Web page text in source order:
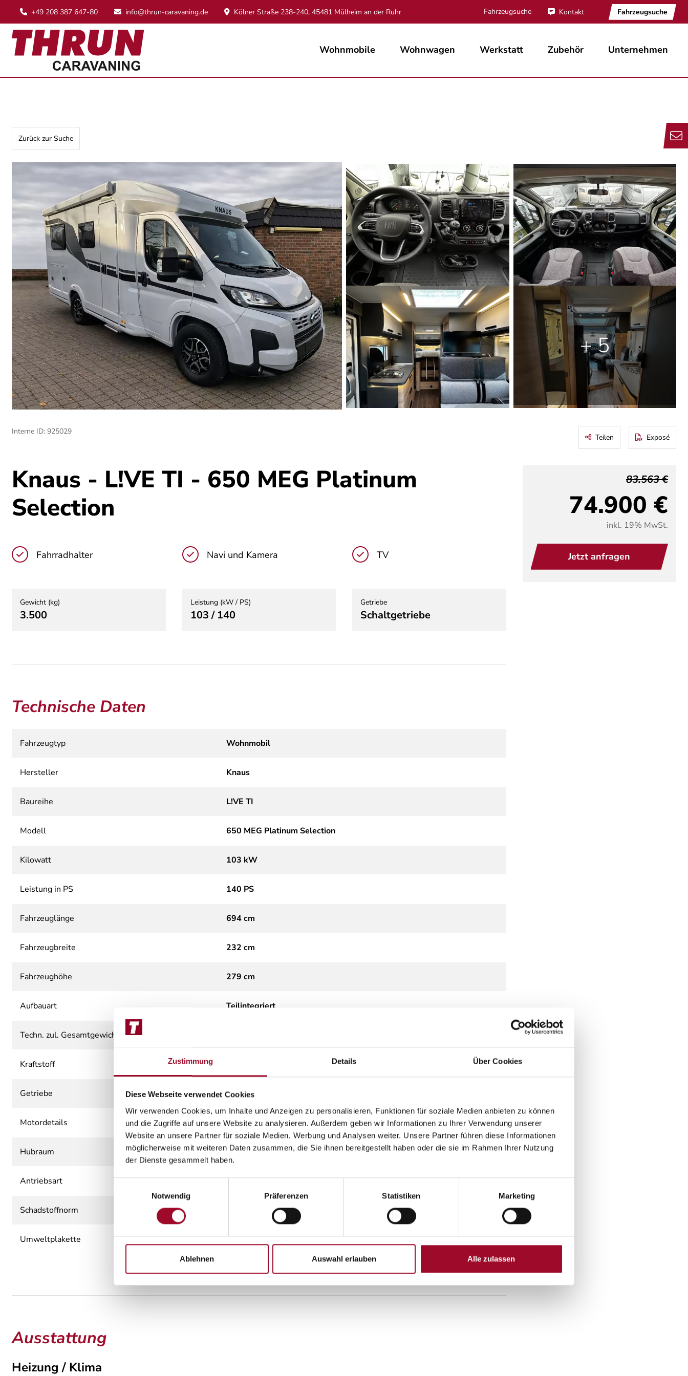
Zustimmung Details Über Cookies
Diese Webseite verwendet Cookies
Wir verwenden Cookies, um Inhalte und Anzeigen zu personalisieren, Funktionen für soziale Medien anbieten zu können
und die Zugriffe auf unsere Website zu analysieren. Außerdem geben wir Informationen zu Ihrer Verwendung unserer
Website an unsere Partner für soziale Medien, Werbung und Analysen weiter. Unsere Partner führen diese Informationen
möglicherweise mit weiteren Daten zusammen, die Sie ihnen bereitgestellt haben oder die sie im Rahmen Ihrer Nutzung
der Dienste gesammelt haben.
Notwendig
Präferenzen Statistiken Marketing
Ablehnen Auswahl erlauben Alle zulassen
+49 208 387 647-80 info@thrun-caravaning.de Kölner Straße 238-240, 45481 Mülheim an der Ruhr Fahrzeugsuche Kontakt Fahrzeugsuche
Wohnmobile Wohnwagen Werkstatt Zubehör Unternehmen
Zurück zur Suche
+ 5
Interne ID: 925029
Teilen Exposé
74.900 €
83.563 €
inkl. 19% MwSt.
Jetzt anfragen
Knaus - L!VE TI - 650 MEG Platinum
Selection
Fahrradhalter Navi und Kamera TV
Gewicht (kg)
3.500
Leistung (kW / PS)
103 / 140
Getriebe
Schaltgetriebe
Technische Daten
Fahrzeugtyp Wohnmobil
Hersteller Knaus
Baureihe L!VE TI
Modell 650 MEG Platinum Selection
Kilowatt 103 kW
Leistung in PS 140 PS
Fahrzeuglänge 694 cm
Fahrzeugbreite 232 cm
Fahrzeughöhe 279 cm
Aufbauart Teilintegriert
Techn. zul. Gesamtgewicht
Kraftstoff
Getriebe Schaltgetriebe
Motordetails FIAT 103 kW / 140 PS man.Schaltung
Hubraum 2200 cm³
Antriebsart Frontantrieb
Schadstoffnorm
Umweltplakette grün
Ausstattung
Heizung / Klima